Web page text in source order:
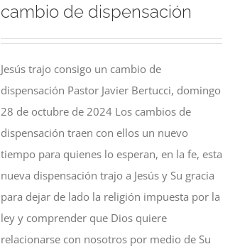
cambio de dispensación
Jesús trajo consigo un cambio de
dispensación Pastor Javier Bertucci, domingo
28 de octubre de 2024 Los cambios de
dispensación traen con ellos un nuevo
tiempo para quienes lo esperan, en la fe, esta
nueva dispensación trajo a Jesús y Su gracia
para dejar de lado la religión impuesta por la
ley y comprender que Dios quiere
relacionarse con nosotros por medio de Su